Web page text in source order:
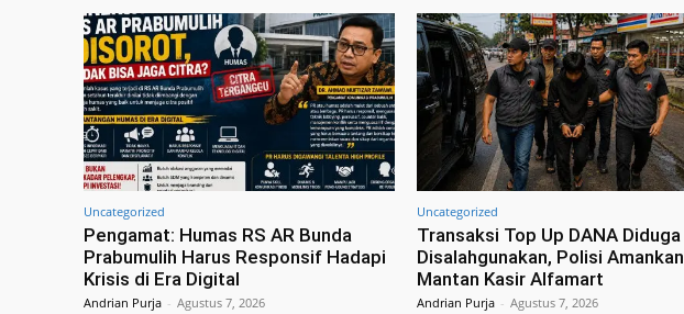
Uncategorized
Pengamat: Humas RS AR Bunda
Prabumulih Harus Responsif Hadapi
Krisis di Era Digital
Andrian Purja - Agustus 7, 2026
Uncategorized
Transaksi Top Up DANA Diduga
Disalahgunakan, Polisi Amankan
Mantan Kasir Alfamart
Andrian Purja - Agustus 7, 2026